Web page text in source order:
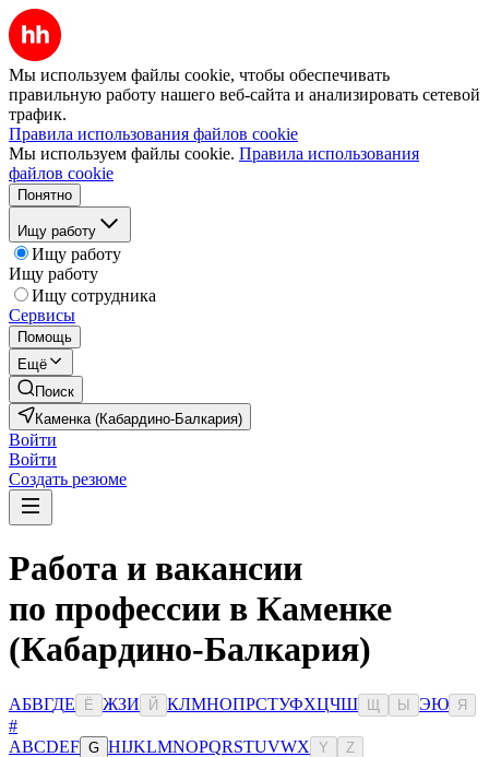
Мы используем файлы cookie, чтобы обеспечивать
правильную работу нашего веб-сайта и анализировать сетевой
трафик.
Правила использования файлов cookie
Мы используем файлы cookie. Правила использования
файлов cookie
Понятно
Ищу работу
Ищу работу
Ищу работу
Ищу сотрудника
Сервисы
Помощь
Ещё
Поиск
Каменка (Кабардино-Балкария)
Войти
Войти
Создать резюме
Работа и вакансии
по профессии в Каменке
(Кабардино-Балкария)
АБВГДЕ Ё ЖЗИ Й КЛМНОПРСТУФХЦЧШ Ы ЭЮ Я
#
ABCDEF G HIJKLMNOPQRSTUVWX Y Z